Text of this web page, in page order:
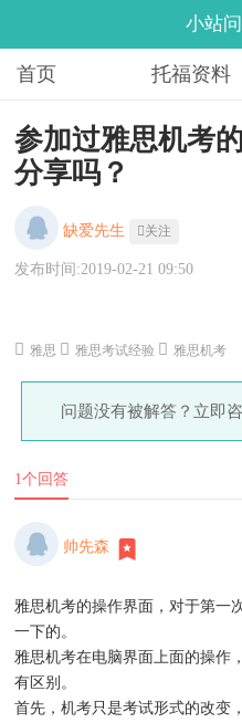
小站
首页 托福资料
参加过雅思机考
分享吗？
缺爱先生 关注
发布时间:2019-02-21 09:50
雅思 雅思考试经验 雅思机考
问题没有被解答？立即
1个回答
帅先森
雅思机考的操作界面，对于第一
一下的。
雅思机考在电脑界面上面的操作
有区别。
首先，机考只是考试形式的改变